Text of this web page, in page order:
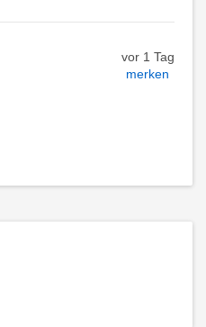
vor 1 Tag
merken